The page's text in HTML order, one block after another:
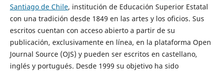
Santiago de Chile, institución de Educación Superior Estatal
con una tradición desde 1849 en las artes y los oficios. Sus
escritos cuentan con acceso abierto a partir de su
publicación, exclusivamente en línea, en la plataforma Open
Journal Source (OJS) y pueden ser escritos en castellano,
inglés y portugués. Desde 1999 su objetivo ha sido